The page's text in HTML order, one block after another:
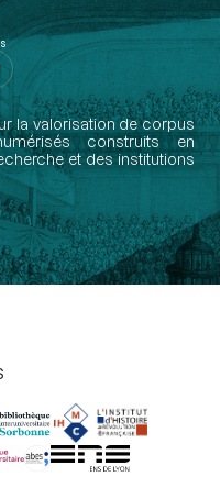
la valorisation de corpus
construits en
et des institutions